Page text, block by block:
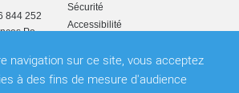
navigation sur ce site, vous acceptez
à des fins de mesure d'audience
844 252
Po
Sécurité
Accessibilité